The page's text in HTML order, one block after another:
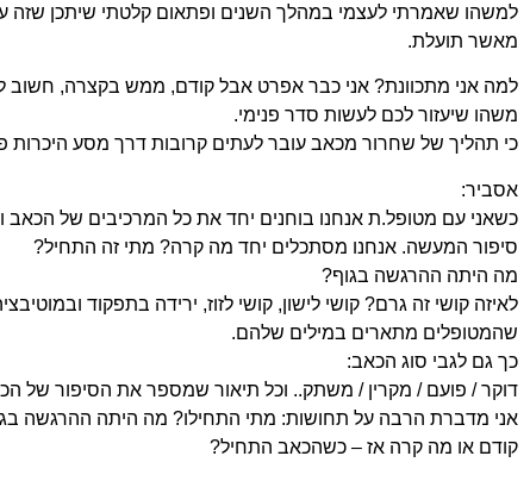
למשהו שאמרתי לעצמי במהלך השנים ופתאום קלטתי שיתכן שזה
מאשר תועלת.
למה אני מתכוונת? אני כבר אפרט אבל קודם, ממש בקצרה, חשוב
משהו שיעזור לכם לעשות סדר פנימי.
כי תהליך של שחרור מכאב עובר לעתים קרובות דרך מסע היכרות
אסביר:
כשאני עם מטופל.ת אנחנו בוחנים יחד את כל המרכיבים של הכאב
סיפור המעשה. אנחנו מסתכלים יחד מה קרה? מתי זה התחיל?
מה היתה ההרגשה בגוף?
לאיזה קושי זה גרם? קושי לישון, קושי לזוז, ירידה בתפקוד
שהמטופלים מתארים במילים שלהם.
כך גם לגבי סוג הכאב:
דוקר / פועם / מקרין / משתק.. וכל תיאור שמספר את הסיפור של
אני מדברת הרבה על תחושות: מתי התחילו? מה היתה ההרגשה
קודם או מה קרה אז – כשהכאב התחיל?